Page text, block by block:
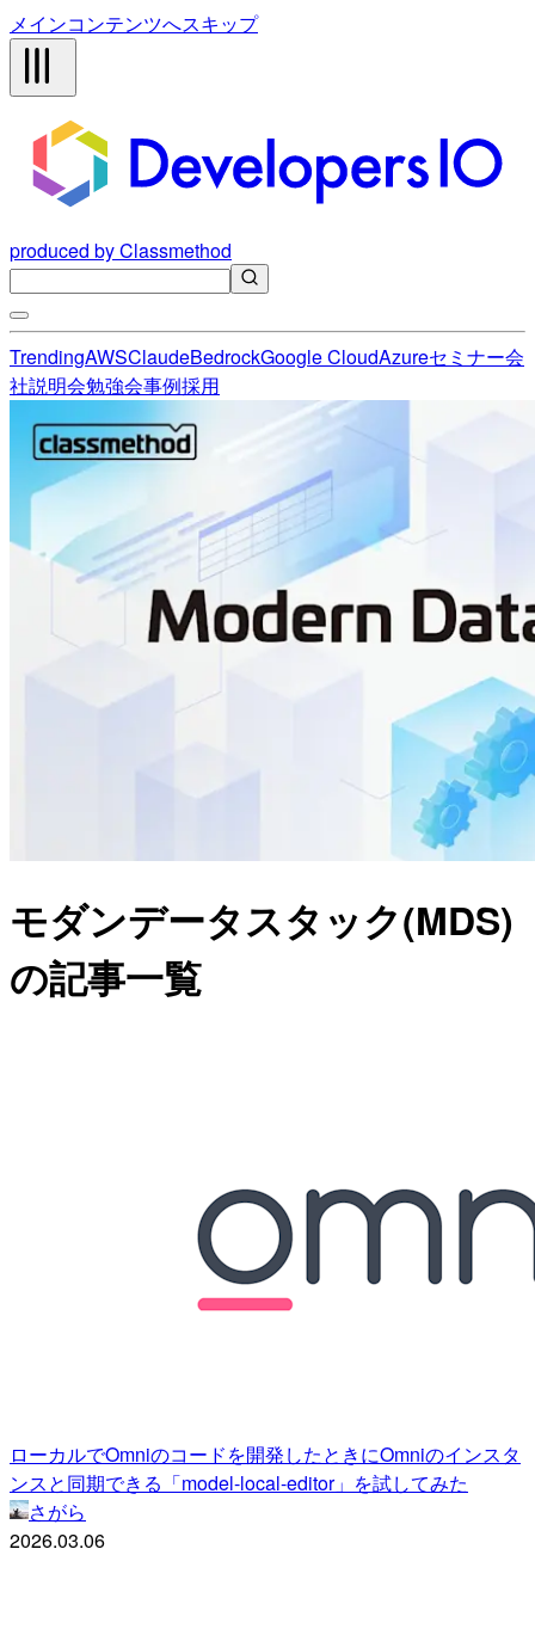
メインコンテンツへスキップ
produced by Classmethod
TrendingAWSClaudeBedrockGoogle CloudAzureセミナー会
社説明会勉強会事例採用
モダンデータスタック(MDS)
の記事一覧
ローカルでOmniのコードを開発したときにOmniのインスタ
ンスと同期できる「model-local-editor」を試してみた
さがら
2026.03.06